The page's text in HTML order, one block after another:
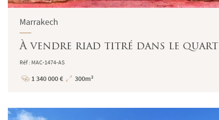
Marrakech
À vendre riad titré dans le
Réf : MAC-1474-AS
Prix
1 340 000 €
Superficie
300m²